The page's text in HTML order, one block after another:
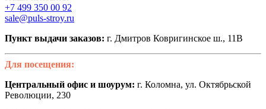
+7 499 350 00 92
sale@puls-stroy.ru
Пункт выдачи заказов: г. Дмитров Ковригинское ш., 11В
Для посещения:
Центральный офис и шоурум: г. Коломна, ул. Октябрьской
Революции, 230